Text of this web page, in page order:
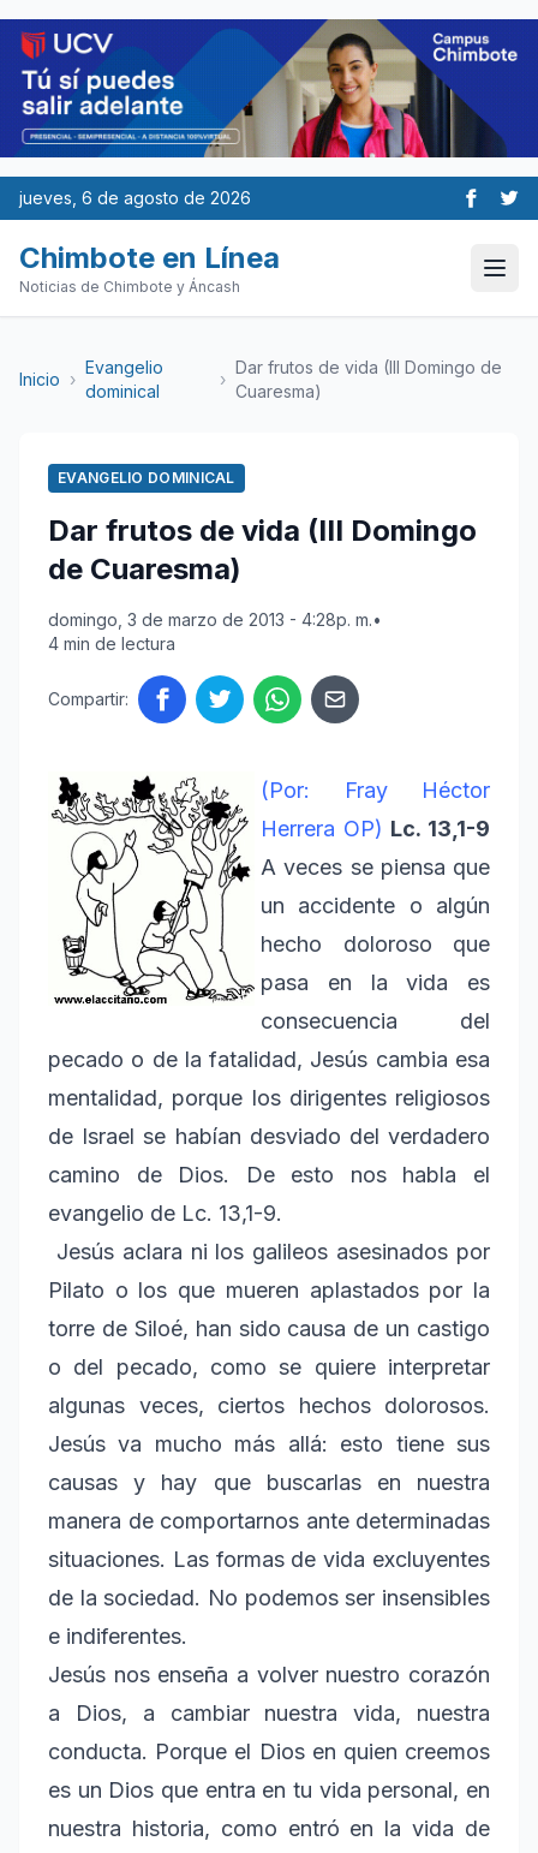
jueves, 6 de agosto de 2026
Chimbote en Línea
Noticias de Chimbote y Áncash
Inicio ›
Evangelio
dominical
›
Dar frutos de vida (III Domingo de
Cuaresma)
EVANGELIO DOMINICAL
Dar frutos de vida (III Domingo
de Cuaresma)
domingo, 3 de marzo de 2013 - 4:28p. m.•
4 min de lectura
Compartir:
(Por: Fray Héctor
Herrera OP) Lc. 13,1-9
A veces se piensa que
un accidente o algún
hecho doloroso que
pasa en la vida es
consecuencia del
pecado o de la fatalidad, Jesús cambia esa
mentalidad, porque los dirigentes religiosos
de Israel se habían desviado del verdadero
camino de Dios. De esto nos habla el
evangelio de Lc. 13,1-9.
Jesús aclara ni los galileos asesinados por
Pilato o los que mueren aplastados por la
torre de Siloé, han sido causa de un castigo
o del pecado, como se quiere interpretar
algunas veces, ciertos hechos dolorosos.
Jesús va mucho más allá: esto tiene sus
causas y hay que buscarlas en nuestra
manera de comportarnos ante determinadas
situaciones. Las formas de vida excluyentes
de la sociedad. No podemos ser insensibles
e indiferentes.
Jesús nos enseña a volver nuestro corazón
a Dios, a cambiar nuestra vida, nuestra
conducta. Porque el Dios en quien creemos
es un Dios que entra en tu vida personal, en
nuestra historia, como entró en la vida de